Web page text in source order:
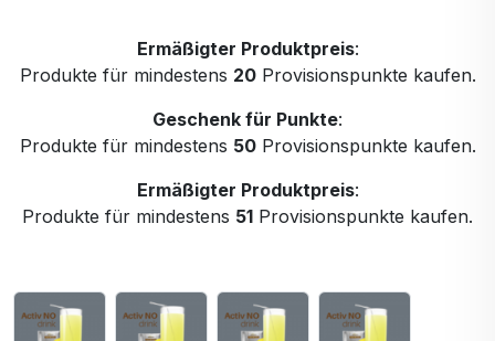
Ermäßigter Produktpreis:
Produkte für mindestens 20Provisionspunkte kaufen.
Geschenk für Punkte:
Produkte für mindestens 50Provisionspunkte kaufen.
Ermäßigter Produktpreis:
Produkte für mindestens 51 Provisionspunkte kaufen.